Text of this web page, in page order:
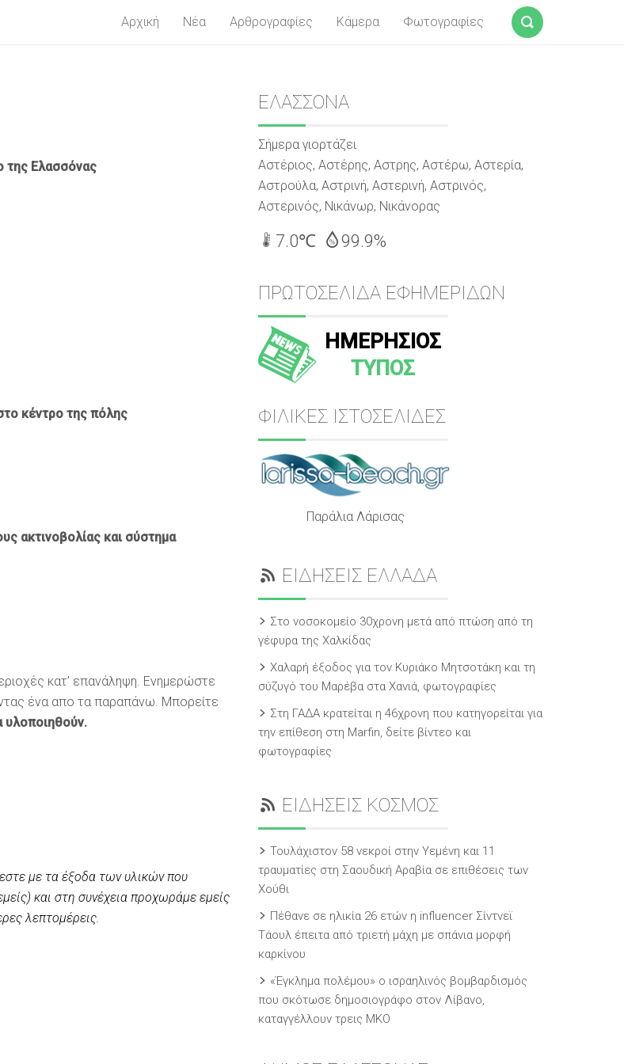
Αρχική Νέα Αρθρογραφίες Κάμερα Φωτογραφίες
της Ελασσόνας
κέντρο της πόλης
ακτινοβολίας και σύστημα
κατ’ επανάληψη. Ενημερώστε
ένα απο τα παραπάνω. Μπορείτε
υλοποιηθούν.
με τα έξοδα των υλικών που
και στη συνέχεια προχωράμε εμείς
λεπτομέρεις.
Sidebar
ΕΛΑΣΣΟΝΑ
Σήμερα γιορτάζει
Αστέριος, Αστέρης, Αστρης, Αστέρω, Αστερία,
Αστρούλα, Αστρινή, Αστερινή, Αστρινός,
Αστερινός, Νικάνωρ, Νικάνορας
7.0℃ 99.9%
ΠΡΩΤΟΣΕΛΙΔΑ ΕΦΗΜΕΡΙΔΩΝ
ΗΜΕΡΗΣΙΟΣ
ΤΥΠΟΣ
ΦΙΛΙΚΕΣ ΙΣΤΟΣΕΛΙΔΕΣ
Παράλια Λάρισας
ΕΙΔΗΣΕΙΣ ΕΛΛΑΔΑ
Στο νοσοκομείο 30χρονη μετά από πτώση από τη
γέφυρα της Χαλκίδας
Χαλαρή έξοδος για τον Κυριάκο Μητσοτάκη και τη
σύζυγό του Μαρέβα στα Χανιά, φωτογραφίες
Στη ΓΑΔΑ κρατείται η 46χρονη που κατηγορείται για
την επίθεση στη Marfin, δείτε βίντεο και
φωτογραφίες
ΕΙΔΗΣΕΙΣ ΚΟΣΜΟΣ
Τουλάχιστον 58 νεκροί στην Υεμένη και 11
τραυματίες στη Σαουδική Αραβία σε επιθέσεις των
Χούθι
Πέθανε σε ηλικία 26 ετών η influencer Σίντνεϊ
Τάουλ έπειτα από τριετή μάχη με σπάνια μορφή
καρκίνου
«Έγκλημα πολέμου» ο ισραηλινός βομβαρδισμός
που σκότωσε δημοσιογράφο στον Λίβανο,
καταγγέλλουν τρεις ΜΚΟ